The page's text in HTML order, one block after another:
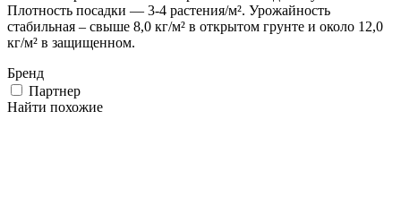
Плотность посадки — 3-4 растения/м². Урожайность
стабильная – свыше 8,0 кг/м² в открытом грунте и около 12,0
кг/м² в защищенном.
Бренд
Партнер
Найти похожие